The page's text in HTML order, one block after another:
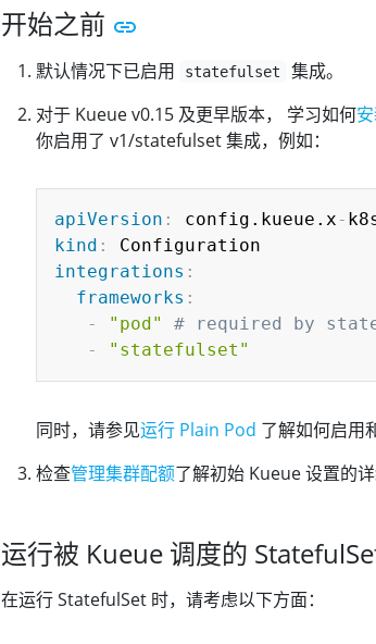
开始之前
默认情况下已启用 statefulset
集成。
对于 Kueue v0.15 及更早版本， 学习如何
你启用了 v1/statefulset 集成，例如：
apiVersion : config.kueue.x -
kind :
integrations :
frameworks :
-
"pod"
# required by
-
"statefulset"
同时，请参见运行 Plain Pod 了解如何启用
检查管理集群配额了解初始 Kueue 设置的详
运行被 Kueue 调度的
在运行 StatefulSet 时，请考虑以下方面：